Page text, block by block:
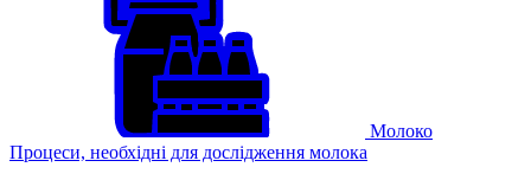
Молоко
Процеси, необхідні для дослідження молока